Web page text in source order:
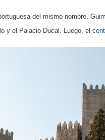
del mismo nombre.
y el Palacio Ducal. Luego, el